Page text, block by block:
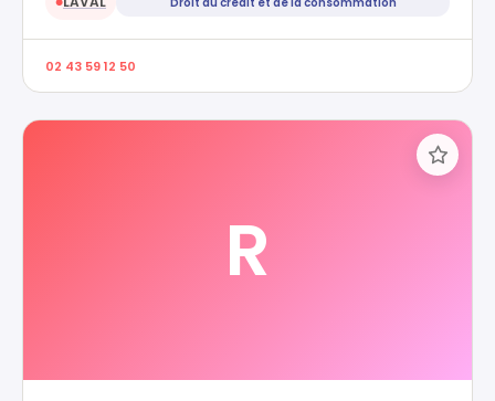
02 43 59 12 50
R